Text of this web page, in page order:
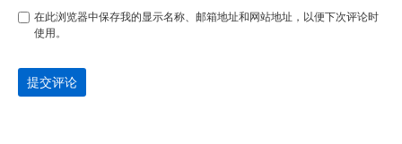
在此浏览器中保存我的显示名称、邮箱地址和网站地址，以便下次评论时
使用。
提交评论